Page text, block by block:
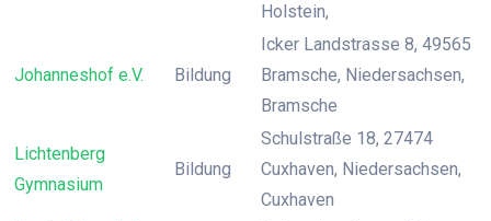
Holstein,
Johanneshof e.V. Bildung
Icker Landstrasse 8, 49565
Bramsche, Niedersachsen,
Bramsche
Lichtenberg
Gymnasium
Bildung
Schulstraße 18, 27474
Cuxhaven, Niedersachsen,
Cuxhaven